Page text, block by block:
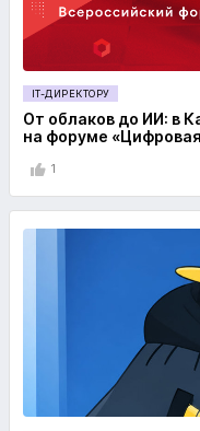
IT-ДИРЕКТОРУ
От облаков до ИИ: в
на форуме
1